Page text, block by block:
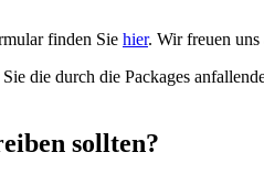
finden Sie hier. Wir freuen
die durch die Packages
sollten?